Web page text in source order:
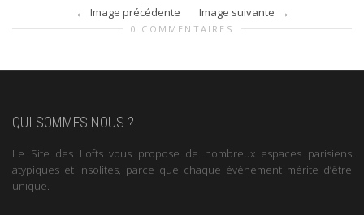
Image précédente Image suivante
0 COMMENTAIRES
QUI SOMMES NOUS ?
Le Site des Lofts vous propose de nombreux espaces parisiens
atypiques et insolites, parce que chaque événement mérite d’être
unique.